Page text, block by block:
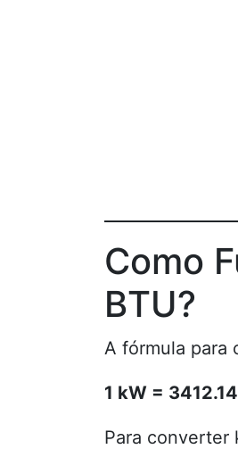
Como
BTU?
A fórmula para
1 kW =
Para converter